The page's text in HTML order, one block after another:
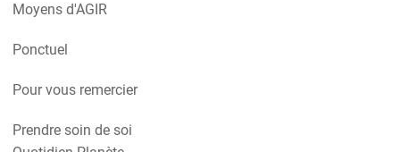
Moyens d'AGIR
Ponctuel
Pour vous remercier
Prendre soin de soi